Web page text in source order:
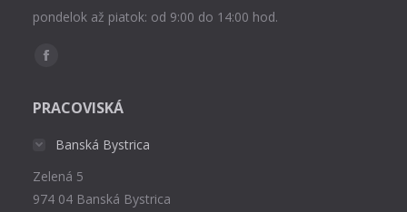
pondelok až piatok: od 9:00 do 14:00 hod.
Find us on:
Facebook
opens
window
PRACOVISKÁ
Banská Bystrica
Zelená 5
974 04 Banská Bystrica